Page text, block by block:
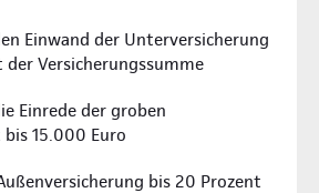
Einwand der Unterversicherung
der Versicherungssumme
Einrede der groben
15.000 Euro
bis 20 Prozent